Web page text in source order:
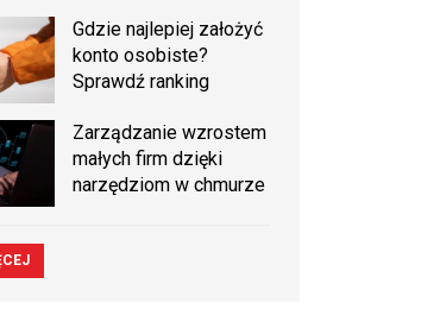
Gdzie najlepiej założyć
konto osobiste?
Sprawdź ranking
Zarządzanie wzrostem
małych firm dzięki
narzędziom w chmurze